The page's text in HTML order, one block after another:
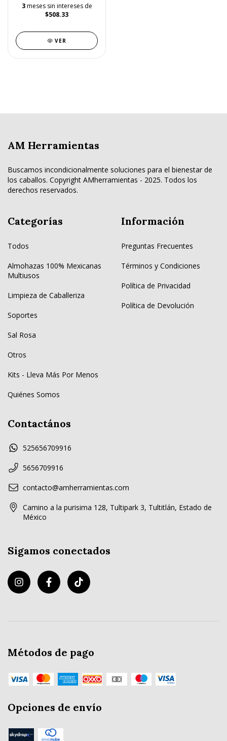
3 meses sin intereses de
$508.33
VER
AM Herramientas
Buscamos incondicionalmente soluciones para el bienestar de
los caballos. Copyright AMherramientas - 2025. Todos los
derechos reservados.
Categorías
Todos
Almohazas 100% Mexicanas
Multiusos
Limpieza de Caballeriza
Soportes
Sal Rosa
Otros
Kits - Lleva Más Por Menos
Quiénes Somos
Información
Preguntas Frecuentes
Términos y Condiciones
Política de Privacidad
Política de Devolución
Contactános
525656709916
5656709916
contacto@amherramientas.com
Camino a la purisima 128, Tultipark 3, Tultitlán, Estado de
México
Sigamos conectados
Métodos de pago
Opciones de envío